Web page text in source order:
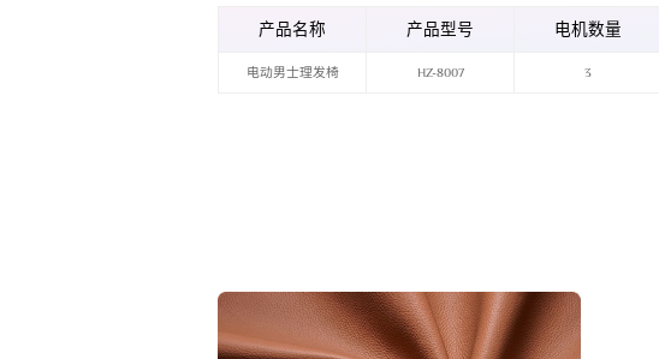
产品名称 产品型号 电机数量
电动男士理发椅 HZ-8007 3